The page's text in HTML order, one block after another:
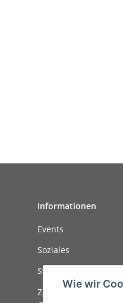
Informationen
Events
Soziales
Stellenanzeigen
Wie wir